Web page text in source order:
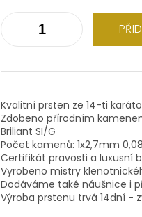
Kvalitní prsten ze 14-ti
Zdobeno přírodním
Briliant SI/G
Počet kamenů: 1x2,7mm
Certifikát pravosti a luxusní
Vyrobeno mistry
Dodáváme také náušnice i
Výroba prstenu trvá 14dní -